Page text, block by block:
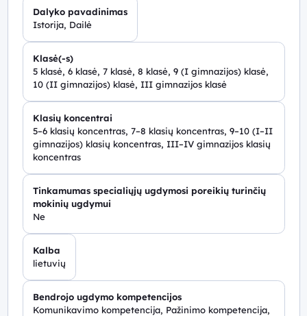
Dalyko pavadinimas
Istorija, Dailė
Klasė(-s)
5 klasė, 6 klasė, 7 klasė, 8 klasė, 9 (I gimnazijos) klasė,
10 (II gimnazijos) klasė, III gimnazijos klasė
Klasių koncentrai
5–6 klasių koncentras, 7–8 klasių koncentras, 9–10 (I–II
gimnazijos) klasių koncentras, III–IV gimnazijos klasių
koncentras
Tinkamumas specialiųjų ugdymosi poreikių turinčių
mokinių ugdymui
Ne
Kalba
lietuvių
Bendrojo ugdymo kompetencijos
Komunikavimo kompetencija, Pažinimo kompetencija,